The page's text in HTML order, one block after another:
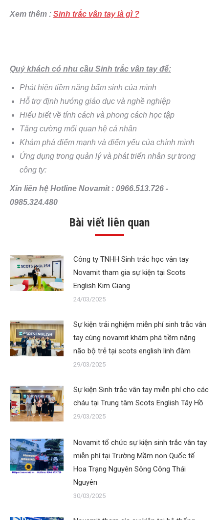
Xem thêm : Sinh trắc vân tay là gì ?
Quý khách có nhu cầu Sinh trắc vân tay để:
Phát hiện tiềm năng bẩm sinh của mình
Hỗ trợ định hướng giáo dục và nghề nghiệp
Hiểu biết về tính cách và phong cách học tập
Tăng cường mối quan hệ cá nhân
Khám phá điểm mạnh và điểm yếu của chính mình
Ứng dụng trong quản lý và phát triển nhân sự trong
công ty:
Xin liên hệ Hotline Novamit : 0966.513.726 -
0985.324.480
Bài viết liên quan
Công ty TNHH Sinh trắc học vân tay
Novamit tham gia sự kiện tại Scots
English Kim Giang
24/03/2025
Sự kiện trải nghiệm miễn phí sinh trắc vân
tay cùng novamit khám phá tiềm năng
não bộ trẻ tại scots english linh đàm
29/03/2025
Sự kiện Sinh trắc vân tay miễn phí cho các
cháu tại Trung tâm Scots English Tây Hồ
29/03/2025
Novamit tổ chức sự kiện sinh trắc vân tay
miễn phí tại Trường Mầm non Quốc tế
Hoa Trạng Nguyên Sông Công Thái
Nguyên
30/03/2025